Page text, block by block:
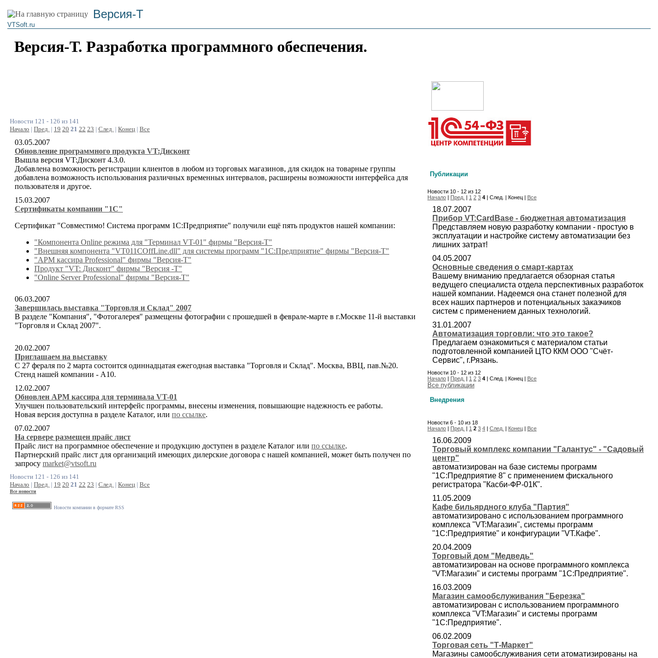
Версия-Т
VTSoft.ru
Версия-Т. Разработка программного обеспечения.
Новости 121 - 126 из 141
Начало | Пред. | 19 20 21 22 23 | След. | Конец | Все
03.05.2007
Обновление программного продукта VT:Дисконт
Вышла версия VT:Дисконт 4.3.0.
Добавлена возможность регистрации клиентов в любом из торговых магазинов, для скидок на товарные группы
добавлена возможность использования различных временных интервалов, расширены возможности интерфейса для
пользователя и другое.
15.03.2007
Сертификаты компании "1С"
Сертификат "Совместимо! Система программ 1С:Предприятие" получили ещё пять продуктов нашей компании:
"Компонента Online режима для "Терминал VT-01" фирмы "Версия-Т"
"Внешняя компонента "VT011COffLine.dll" для системы программ "1C:Предприятие" фирмы "Версия-Т"
"АРМ кассира Professional" фирмы "Версия-Т"
Продукт "VT: Дисконт" фирмы "Версия -Т"
"Online Server Professional" фирмы "Версия-Т"
06.03.2007
Завершилась выставка "Торговля и Склад" 2007
В разделе "Компания", "Фотогалерея" размещены фотографии с прошедшей в феврале-марте в г.Москве 11-й выставки
"Торговля и Склад 2007".
20.02.2007
Приглашаем на выставку
С 27 фераля по 2 марта состоится одиннадцатая ежегодная выставка "Торговля и Склад". Москва, ВВЦ, пав.№20.
Стенд нашей компании - А10.
12.02.2007
Обновлен АРМ кассира для терминала VT-01
Улучшен пользовательский интерфейс программы, внесены изменения, повышающие надежность ее работы.
Новая версия доступна в разделе Каталог, или по ссылке.
07.02.2007
На сервере размещен прайc лист
Прайс лист на программное обеспечение и продукцию доступен в разделе Каталог или по ссылке.
Партнерский прайс лист для организаций имеющих дилерские договора с нашей компанией, может быть получен по
запросу market@vtsoft.ru
Новости 121 - 126 из 141
Начало | Пред. | 19 20 21 22 23 | След. | Конец | Все
Все новости
Новости компании в формате RSS
Публикации
Новости 10 - 12 из 12
Начало | Пред. | 1 2 3 4 | След. | Конец | Все
18.07.2007
Прибор VT:CardBase - бюджетная автоматизация
Представляем новую разработку компании - простую в
эксплуатации и настройке систему автоматизации без
лишних затрат!
04.05.2007
Основные сведения о смарт-картах
Вашему вниманию предлагается обзорная статья
ведущего специалиста отдела перспективных разработок
нашей компании. Надеемся она станет полезной для
всех наших партнеров и потенциальных заказчиков
систем с применением данных технологий.
31.01.2007
Автоматизация торговли: что это такое?
Предлагаем ознакомиться с материалом статьи
подготовленной компанией ЦТО ККМ ООО "Счёт-
Сервис", г.Рязань.
Новости 10 - 12 из 12
Начало | Пред. | 1 2 3 4 | След. | Конец | Все
Все публикации
Внедрения
Новости 6 - 10 из 18
Начало | Пред. | 1 2 3 4 | След. | Конец | Все
16.06.2009
Торговый комплекс компании "Галантус" - "Садовый
центр"
автоматизирован на базе системы программ
"1С:Предприятие 8" с применением фискального
регистратора "Касби-ФР-01К".
11.05.2009
Кафе бильярдного клуба "Партия"
автоматизировано с использованием программного
комплекса "VT:Магазин", системы программ
"1С:Предприятие" и конфигурации "VT.Кафе".
20.04.2009
Торговый дом "Медведь"
автоматизирован на основе программного комплекса
"VT:Магазин" и системы программ "1С:Предприятие".
16.03.2009
Магазин самообслуживания "Березка"
автоматизирован с использованием программного
комплекса "VT:Магазин" и системы программ
"1С:Предприятие".
06.02.2009
Торговая сеть "Т-Маркет"
Магазины самообслуживания сети атоматизированы на